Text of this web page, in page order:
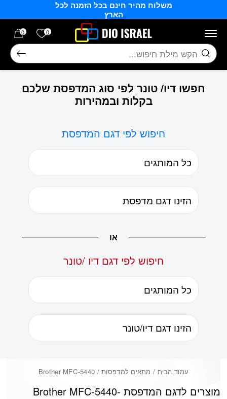
משלוח מהיר חינם בכל הזמנה לכל
הארץ
0 הרשימה
0
חיפוש
חפשו דיו/ טונר לפי סוג המדפסת שלכם
בקלות ובמהירות
חיפוש לפי דגם המדפסת
או
חיפוש לפי דגם דיו /טונר
עמוד הבית / מתאים למדפסות / Brother MFC-5440
Brother MFC-5440מוצרים לדגם המדפסת -